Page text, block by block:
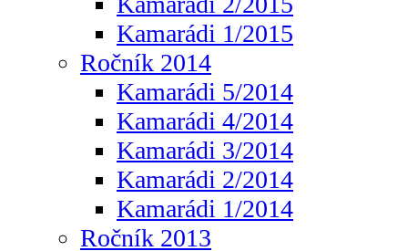
Kamarádi 1/2015
Ročník 2014
Kamarádi 5/2014
Kamarádi 4/2014
Kamarádi 3/2014
Kamarádi 2/2014
Kamarádi 1/2014
Ročník 2013